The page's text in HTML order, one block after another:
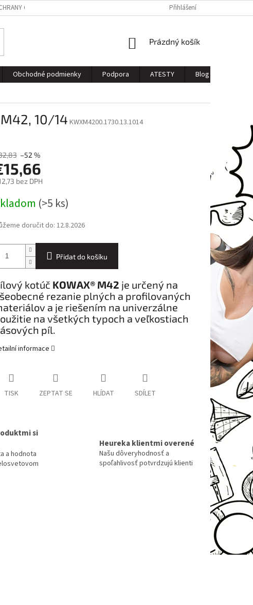
OSOBNÝCH ÚDAJOV Přihlášení
NÁKUPNÍ
Prázdný košík
Obchodné podmienky Podpora ATESTY Blog
10/14 KWXM4200.1730.13.1014
–52 %
bez DPH
(>5 ks)
doručit do:12.8.2026
Přidat do košíku
kotúč KOWAX® M42 je určený na
rezanie plných a profilovaných
a je riešením na univerzálne
na všetkých typoch a veľkostiach
píl.
informace
TISK ZEPTAT SE HLÍDAT SDÍLET
si
a hodnota
Heureka klientmi overené
Našu dôveryhodnosť a
spoľahlivosť potvrdzujú klienti